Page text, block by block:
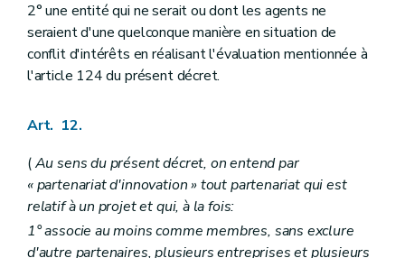
2° une entité qui ne serait ou dont les agents ne
seraient d'une quelconque manière en situation de
conflit d'intérêts en réalisant l'évaluation mentionnée à
l'article 124 du présent décret.
Art. 12.
(Au sens du présent décret, on entend par
« partenariat d'innovation » tout partenariat qui est
relatif à un projet et qui, à la fois:
1° associe au moins comme membres, sans exclure
d'autre partenaires, plusieurs entreprises et plusieurs